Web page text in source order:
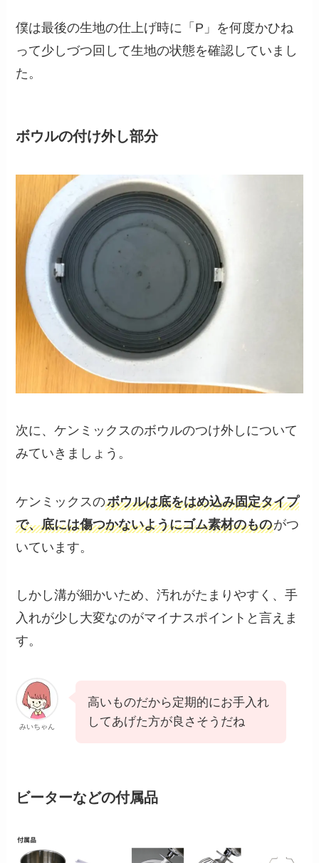
僕は最後の生地の仕上げ時に「P」を何度かひね
って少しづつ回して生地の状態を確認していまし
た。
ボウルの付け外し部分
次に、ケンミックスのボウルのつけ外しについて
みていきましょう。
ケンミックスのボウルは底をはめ込み固定タイプ
で、底には傷つかないようにゴム素材のものがつ
いています。
しかし溝が細かいため、汚れがたまりやすく、手
入れが少し大変なのがマイナスポイントと言えま
す。
みいちゃん
高いものだから定期的にお手入れ
してあげた方が良さそうだね
ビーターなどの付属品